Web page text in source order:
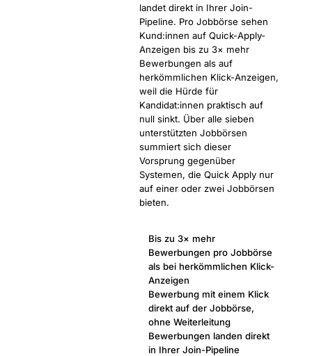
landet direkt in Ihrer Join-
Pipeline. Pro Jobbörse sehen
Kund:innen auf Quick-Apply-
Anzeigen bis zu 3× mehr
Bewerbungen als auf
herkömmlichen Klick-Anzeigen,
weil die Hürde für
Kandidat:innen praktisch auf
null sinkt. Über alle sieben
unterstützten Jobbörsen
summiert sich dieser
Vorsprung gegenüber
Systemen, die Quick Apply nur
auf einer oder zwei Jobbörsen
bieten.
Bis zu 3× mehr
Bewerbungen pro Jobbörse
als bei herkömmlichen Klick-
Anzeigen
Bewerbung mit einem Klick
direkt auf der Jobbörse,
ohne Weiterleitung
Bewerbungen landen direkt
in Ihrer Join-Pipeline